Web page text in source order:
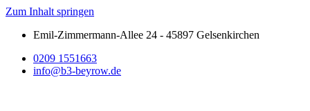
Zum Inhalt springen
Emil-Zimmermann-Allee 24 - 45897 Gelsenkirchen
0209 1551663
info@b3-beyrow.de